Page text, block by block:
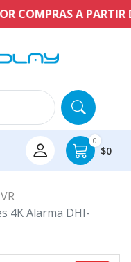
A PARTIR
0
$0
4K Alarma DHI-